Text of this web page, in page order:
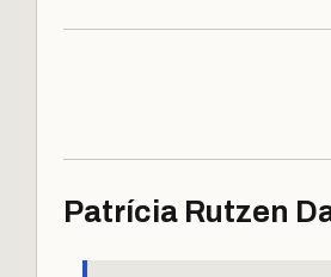
Patrícia Rutzen